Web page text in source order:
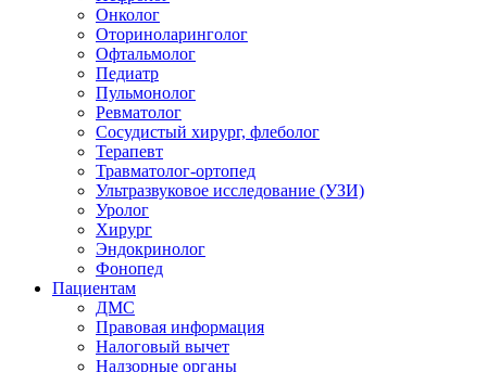
Онколог
Оториноларинголог
Офтальмолог
Педиатр
Пульмонолог
Ревматолог
Сосудистый хирург, флеболог
Терапевт
Травматолог-ортопед
Ультразвуковое исследование (УЗИ)
Уролог
Хирург
Эндокринолог
Фонопед
Пациентам
ДМС
Правовая информация
Налоговый вычет
Надзорные органы